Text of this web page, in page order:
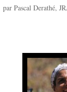
par Pascal Derathé,